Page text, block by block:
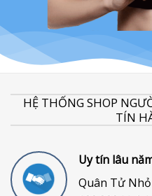
HỆ THỐNG SHOP
TÍN
Uy tín lâu
Quân Tử